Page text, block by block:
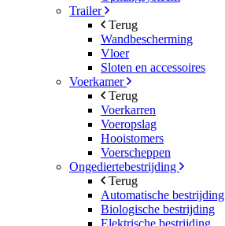
Trailer
Terug
Wandbescherming
Vloer
Sloten en accessoires
Voerkamer
Terug
Voerkarren
Voeropslag
Hooistomers
Voerscheppen
Ongediertebestrijding
Terug
Automatische bestrijding
Biologische bestrijding
Elektrische bestrijding